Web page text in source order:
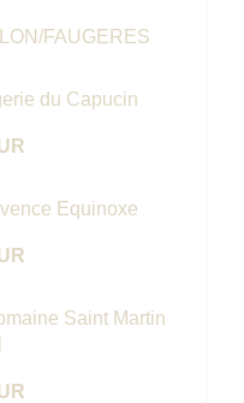
FAUGERES
du Capucin
Equinoxe
Saint Martin